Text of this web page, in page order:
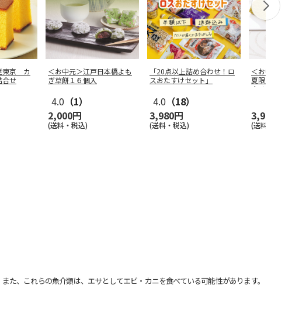
東京 カ
合せ
＜お中元＞江戸日本橋よも
ぎ草餅１６個入
4.0 （1）
2,000円
(送料・税込)
「20点以上詰め合わせ！ロ
スおたすけセット」
4.0 （18）
3,980円
(送料・税込)
＜お中元＞
夏限定 ひ
合せ ４種
3,980円
(送料・税込)
、これらの魚介類は、エサとしてエビ・カニを食べている可能性があります。